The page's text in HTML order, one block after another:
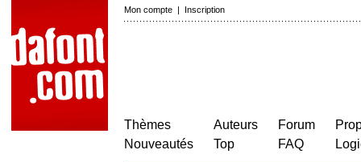
Mon compte | Inscription
Thèmes
Nouveautés
Auteurs
Top
Forum
FAQ